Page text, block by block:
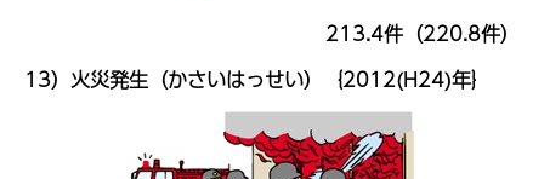
213.4件（220.8件）
13）火災発生（かさいはっせい）｛2012(H24)年｝